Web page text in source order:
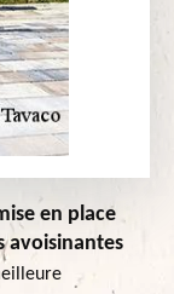
en place
avoisinantes